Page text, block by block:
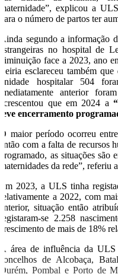
maternidade”, explicou a
para o número de partos ter
Ainda segundo a informação
estrangeiras no hospital de
diminuição face a 2023, ano
Leiria esclareceu também
unidade hospitalar 504
imediatamente anterior
acrescentou que em 2024 a
teve encerramento
O maior período ocorreu
então com a falta de recursos
programado, as situações são
maternidades da rede”, referiu
Em 2023, a ULS tinha
relativamente a 2022, com
anterior, situação então
registaram-se 2.258
crescimento de mais de 18%
A área de influência da ULS
concelhos de Alcobaça,
Ourém, Pombal e Porto de